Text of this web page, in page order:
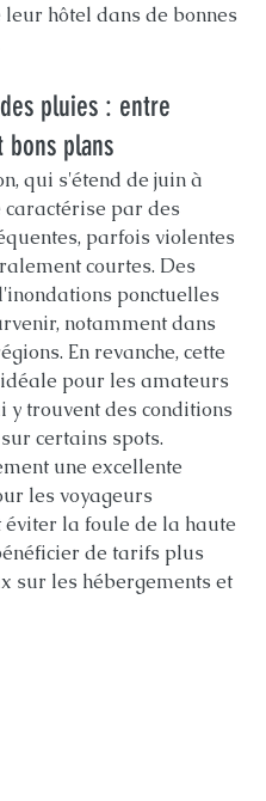
hôtel dans de bonnes
pluies : entre
bons plans
qui s'étend de juin à
caractérise par des
parfois violentes
courtes. Des
ponctuelles
notamment dans
En revanche, cette
pour les amateurs
y trouvent des conditions
certains spots.
une excellente
les voyageurs
éviter la foule de la haute
de tarifs plus
sur les hébergements et